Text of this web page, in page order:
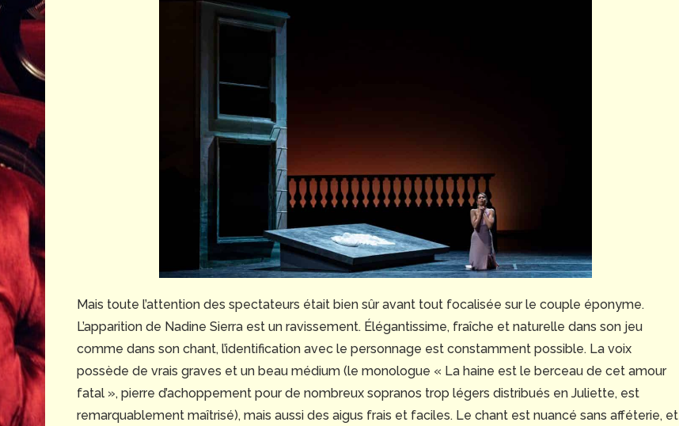
Mais toute l’attention des spectateurs était bien sûr avant tout focalisée sur le couple éponyme.
L’apparition de Nadine Sierra est un ravissement. Élégantissime, fraîche et naturelle dans son jeu
comme dans son chant, l’identification avec le personnage est constamment possible. La voix
possède de vrais graves et un beau médium (le monologue « La haine est le berceau de cet amour
fatal », pierre d’achoppement pour de nombreux sopranos trop légers distribués en Juliette, est
remarquablement maîtrisé), mais aussi des aigus frais et faciles. Le chant est nuancé sans afféterie, et